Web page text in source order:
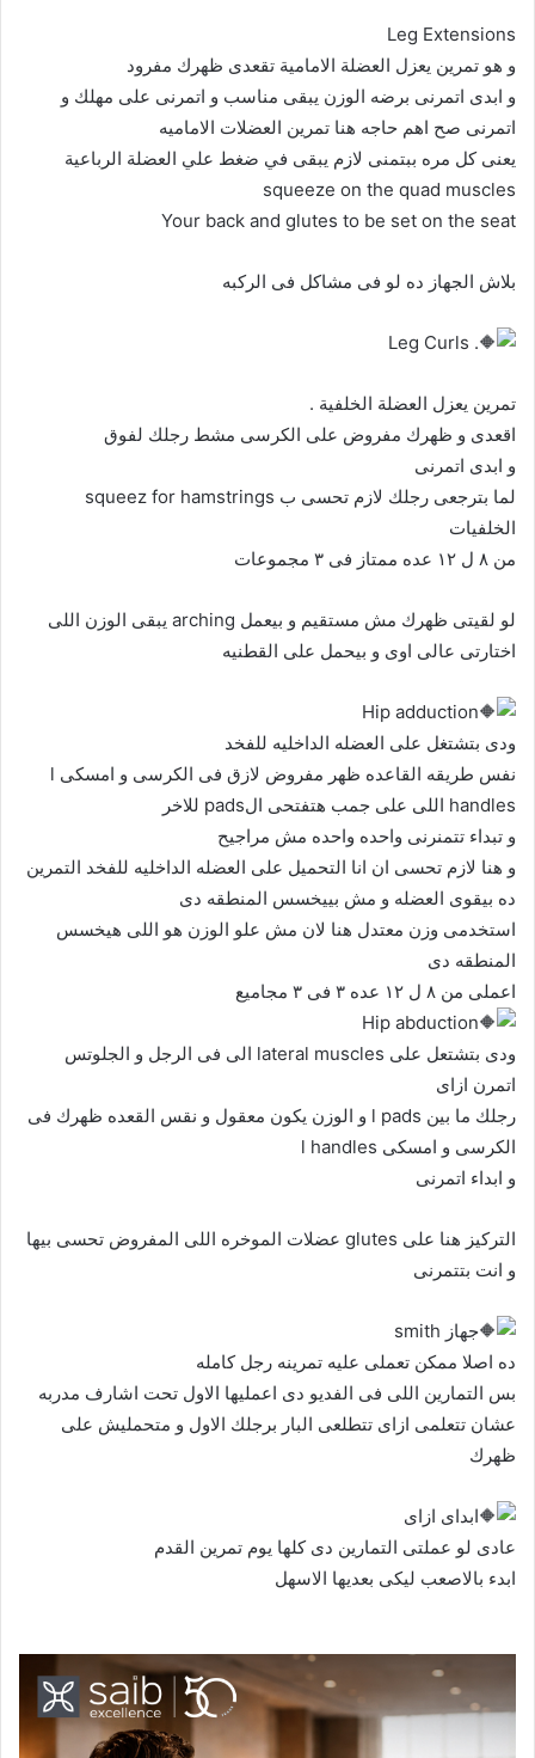
Leg Extensions
و هو تمرين يعزل العضلة الامامية تقعدى ظهرك مفرود
و ابدى اتمرنى برضه الوزن يبقى مناسب و اتمرنى على مهلك و
اتمرنى صح اهم حاجه هنا تمرين العضلات الاماميه
يعنى كل مره ببتمنى لازم يبقى في ضغط علي العضلة الرباعية
squeeze on the quad muscles
Your back and glutes to be set on the seat
بلاش الجهاز ده لو فى مشاكل فى الركبه
. Leg Curls
تمرين يعزل العضلة الخلفية .
اقعدى و ظهرك مفروض على الكرسى مشط رجلك لفوق
و ابدى اتمرنى
لما بترجعى رجلك لازم تحسى ب squeez for hamstrings
الخلفيات
من ٨ ل ١٢ عده ممتاز فى ٣ مجموعات
لو لقيتى ظهرك مش مستقيم و بيعمل arching يبقى الوزن اللى
اختارتى عالى اوى و بيحمل على القطنيه
Hip adduction
ودى بتشتغل على العضله الداخليه للفخد
نفس طريقه القاعده ظهر مفروض لازق فى الكرسى و امسكى l
handles اللى على جمب هتفتحى الpads للاخر
و تبداء تتمنرنى واحده واحده مش مراجيح
و هنا لازم تحسى ان انا التحميل على العضله الداخليه للفخد التمرين
ده بيقوى العضله و مش بييخسس المنطقه دى
استخدمى وزن معتدل هنا لان مش علو الوزن هو اللى هيخسس
المنطقه دى
اعملى من ٨ ل ١٢ عده ٣ فى ٣ مجاميع
Hip abduction
ودى بتشتعل على lateral muscles الى فى الرجل و الجلوتس
اتمرن ازاى
رجلك ما بين l pads و الوزن يكون معقول و نقس القعده ظهرك فى
الكرسى و امسكى l handles
و ابداء اتمرنى
التركيز هنا على glutes عضلات الموخره اللى المفروض تحسى بيها
و انت بتتمرنى
جهاز smith
ده اصلا ممكن تعملى عليه تمرينه رجل كامله
بس التمارين اللى فى الفديو دى اعمليها الاول تحت اشارف مدربه
عشان تتعلمى ازاى تتطلعى البار برجلك الاول و متحمليش على
ظهرك
ابداى ازاى
عادى لو عملتى التمارين دى كلها يوم تمرين القدم
ابدء بالاصعب ليكى بعديها الاسهل